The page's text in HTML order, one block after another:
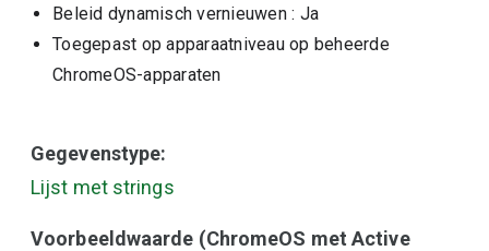
Beleid dynamisch vernieuwen : Ja
Toegepast op apparaatniveau op beheerde
ChromeOS-apparaten
Gegevenstype:
Lijst met strings
Voorbeeldwaarde (ChromeOS met Active